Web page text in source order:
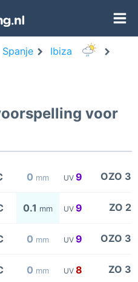
Spanje
Ibiza
voor
0 mm UV 9 OZO 3
0.1 mm UV 9 ZO 2
0 mm UV 9 OZO 3
0 mm UV 8 ZO 3